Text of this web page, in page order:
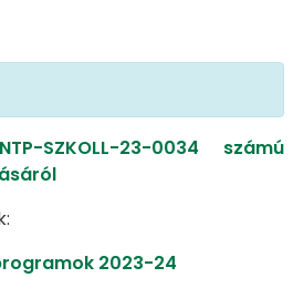
SZKOLL-23-0034 számú
2023-24